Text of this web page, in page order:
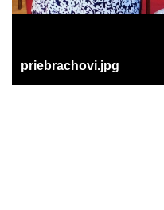
priebrachovi.jpg